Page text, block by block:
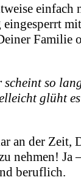
einfach
Familie
scheint so
glüht
an der Zeit,
nehmen! Ja
beruflich.